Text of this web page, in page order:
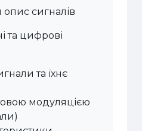
сигналів
та цифрові
та їхнє
модуляцією